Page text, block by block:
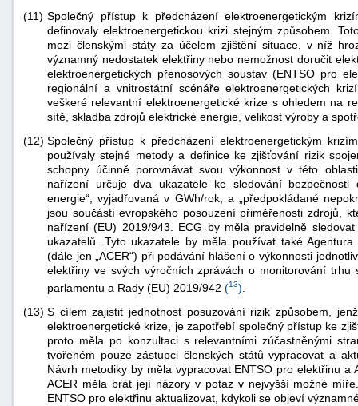
(11) Společný přístup k předcházení elektroenergetickým
definovaly elektroenergetickou krizi stejným způsobem.
mezi členskými státy za účelem zjištění situace, v níž
významný nedostatek elektřiny nebo nemožnost doručit
elektroenergetických přenosových soustav (ENTSO pro
regionální a vnitrostátní scénáře elektroenergetických
veškeré relevantní elektroenergetické krize s ohledem na
sítě, skladba zdrojů elektrické energie, velikost výroby a
(12) Společný přístup k předcházení elektroenergetickým
používaly stejné metody a definice ke zjišťování rizik
schopny účinně porovnávat svou výkonnost v této
nařízení určuje dva ukazatele ke sledování bezpečnosti
energie“, vyjadřovaná v GWh/rok, a „předpokládané
jsou součástí evropského posouzení přiměřenosti zdrojů,
nařízení (EU) 2019/943. ECG by měla pravidelně
ukazatelů. Tyto ukazatele by měla používat také
(dále jen „ACER“) při podávání hlášení o výkonnosti
elektřiny ve svých výročních zprávách o monitorování
parlamentu a Rady (EU) 2019/942 (13)
(13) S cílem zajistit jednotnost posuzování rizik způsobem,
elektroenergetické krize, je zapotřebí společný přístup ke
proto měla po konzultaci s relevantními zúčastněnými
tvořeném pouze zástupci členských států vypracovat a
Návrh metodiky by měla vypracovat ENTSO pro elektřinu
ACER měla brát její názory v potaz v nejvyšší možné
ENTSO pro elektřinu aktualizovat, kdykoli se objeví